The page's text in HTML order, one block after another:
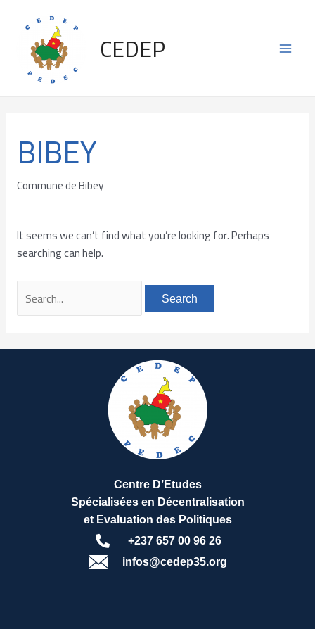
content
CEDEP
BIBEY
Commune de Bibey
It seems we can’t find what you’re looking for. Perhaps
searching can help.
for:
Centre D’Etudes
Spécialisées en Décentralisation
et Evaluation des Politiques
+237 657 00 96 26
infos@cedep35.org